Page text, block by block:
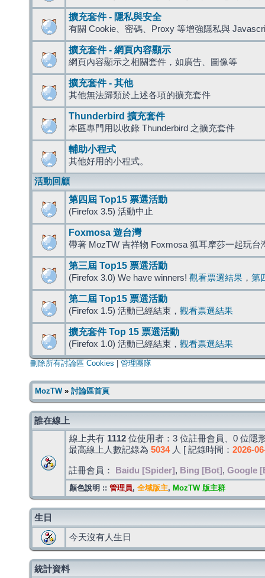
擴充套件 - 隱私與安全
有關 Cookie、密碼、Proxy 等增強隱私與
擴充套件 - 網頁內容顯示
網頁內容顯示之相關套件，如廣告、圖像等
擴充套件 - 其他
其他無法歸類於上述各項的擴充套件
Thunderbird 擴充套件
本區專門用以收錄 Thunderbird 之擴充套件
輔助小程式
其他好用的小程式。
活動回顧
第四屆 Top15 票選活動
(Firefox 3.5) 活動中止
Foxmosa 遊台灣
帶著 MozTW 吉祥物 Foxmosa 狐耳摩莎一起玩台
第三屆 Top15 票選活動
(Firefox 3.0) We have winners! 觀看票選結果 ， 第
第二屆 Top15 票選活動
(Firefox 1.5) 活動已經結束， 觀看票選結果
擴充套件 Top 15 票選活動
(Firefox 1.0) 活動已經結束， 觀看票選結果
刪除所有討論區 Cookies 管理團隊
MozTW» 討論區首頁
誰在線上
線上共有 1112 位使用者：3 位註冊會員、0 位隱
最高線上人數記錄為 5034人 [ 記錄時間： 2026-
註冊會員： Baidu [Spider] , Bing [Bot] , Google
顏色說明 :: 管理員, 全域版主, MozTW 版主群
生日
今天沒有人生日
統計資料